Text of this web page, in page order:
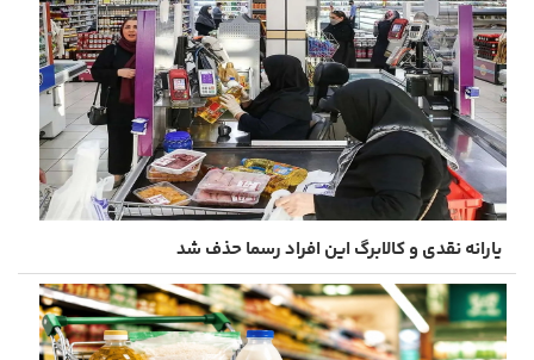
یارانه نقدی و کالابرگ این افراد رسما حذف شد